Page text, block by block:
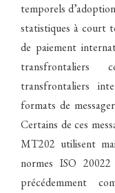
temporels
statistiques à court
de paiement
transfrontaliers
transfrontaliers
formats de
Certains de ces
MT202 utilisent
normes ISO 20022
précédemment